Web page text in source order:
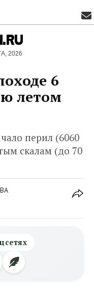
2026
6
летом
перил (6060
скалам (до 70